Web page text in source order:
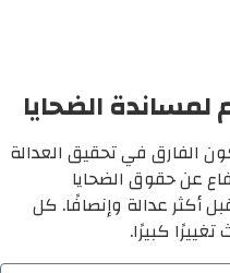
لمساندة الضحايا
الفارق في تحقيق العدالة
عن حقوق الضحايا
أكثر عدالة وإنصافًا. كل
كبيرًا.